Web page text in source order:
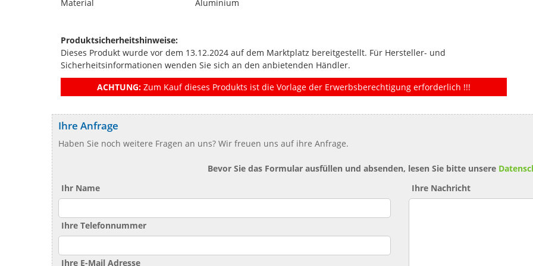
Material
Aluminium
Produktsicherheitshinweise:
Dieses Produkt wurde vor dem 13.12.2024 auf dem Marktplatz bereitgestellt. Für Hersteller- und
Sicherheitsinformationen wenden Sie sich an den anbietenden Händler.
ACHTUNG: Zum Kauf dieses Produkts ist die Vorlage der Erwerbsberechtigung erforderlich !!!
Ihre Anfrage
Haben Sie noch weitere Fragen an uns? Wir freuen uns auf ihre Anfrage.
Bevor Sie das Formular ausfüllen und absenden, lesen Sie bitte unsere
Ihr Name
Ihre Telefonnummer
Ihre E-Mail Adresse
Ihre Nachricht